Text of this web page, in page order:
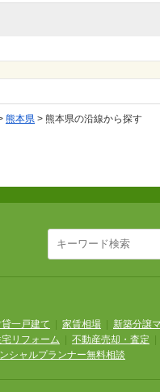
熊本県 > 熊本県の沿線から探す
一戸建て 家賃相場
新築分譲
リフォーム 不動産売却・査定
シャルプランナー無料相談